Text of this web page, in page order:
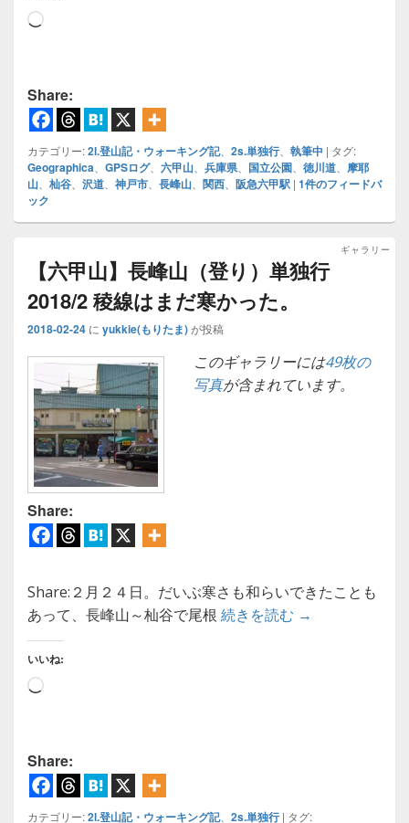
読
み
中…
Share:
カテゴリー:2l.登山記・ウォーキング記、 2s.単独行、 執筆中 | タグ:
Geographica GPSログ、 六甲山 兵庫県 国立公園 徳川道
摩耶
山
杣谷 沢道 神戸市 長峰山 関西 阪急六甲駅 | 1件のフィードバ
ック
【六甲山】長峰山（登り）単独行
2018/2 稜線はまだ寒かった。
ギャラリー
2018-02-24 に yukkie(もりたま)が投稿
このギャラリーには49枚の
写真が含まれています。
Share:
Share:２月２４日。だいぶ寒さも和らいできたことも
あって、長峰山～杣谷で尾根 続きを読む 【六甲山】長峰
→
いいね:
読
み
中…
Share:
カテゴリー:2l.登山記・ウォーキング記、 2s.単独行 | タグ: